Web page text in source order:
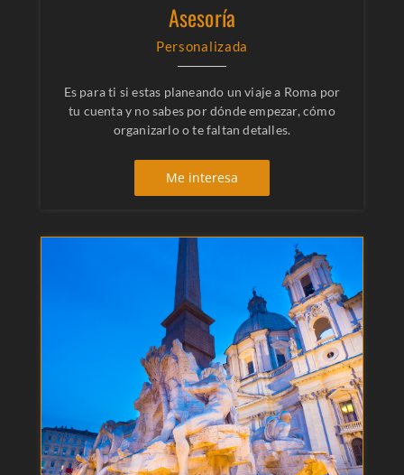
Asesoría
Personalizada
Es para ti si estas planeando un viaje a Roma por
tu cuenta y no sabes por dónde empezar, cómo
organizarlo o te faltan detalles.
Me interesa